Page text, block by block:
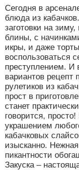
Сегодня в
блюда из
заготовки на
блины, с
икры, и даже
воспользоваться
преступлением. И
вариантов рецепт
рулетиков из
прост в
станет
говорится,
украшением
кабачковых
изысканно.
пикантности
Закуска –